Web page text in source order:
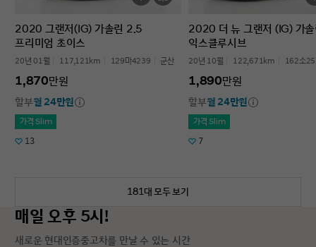
2020 그랜저(IG) 가솔린 2.5
프리미엄 초이스
20년 01월 117,121km 129마4239 군산
1,870만원
할부월 24만원
가격 Slim
13
2020 더 뉴 그랜저 (IG) 가
익스클루시브
20년 10월 122,671km 162소
1,890만원
할부월 24만원
가격 Slim
7
181대 모두 보기
매일 오후 5시!
새로운 현대인증중고차를 만날 수 있는 시간